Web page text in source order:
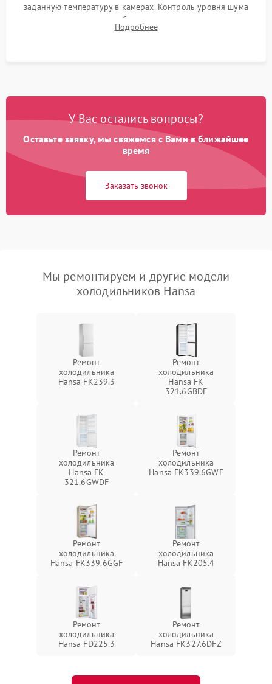
заданную температуру в камерах. Контроль уровня шума
компрессора, отсутствия обмерзания стенок и корректного
срабатывания системы автоматической оттайки.
Подробнее
У Вас остались вопросы?
Оставьте заявку, мы свяжемся с Вами в ближайшее
время
Заказать звонок
Мы ремонтируем и другие модели
холодильников Hansa
Ремонт
холодильника
Hansa FK239.3
Ремонт
холодильника
Hansa FK
321.6GBDF
Ремонт
холодильника
Hansa FK
321.6GWDF
Ремонт
холодильника
Hansa FK339.6GWF
Ремонт
холодильника
Hansa FK339.6GGF
Ремонт
холодильника
Hansa FK205.4
Ремонт
холодильника
Hansa FD225.3
Ремонт
холодильника
Hansa FK327.6DFZ